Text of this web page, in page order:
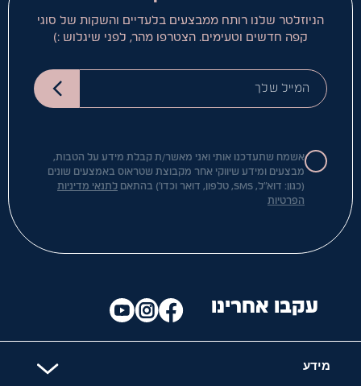
הניוזלטר שלנו רותח ממבצעים בלעדיים והשקות של סוגי
קפה חדשים וטעימים. הצטרפו מהר, לפני שיגלוש :)
המייל שלך
אשמח שתעדכנו אותי ואני מאשר/ת קבלת מידע על הטבות,
מבצעים ומידע שיווקי אחר מקבוצת שטראוס באמצעים שונים
(כגון: דוא"ל, SMS, טלפון, דואר וכדו') בהתאם
לתנאי מדיניות
הפרטיות
מידע
עקבו אחרינו